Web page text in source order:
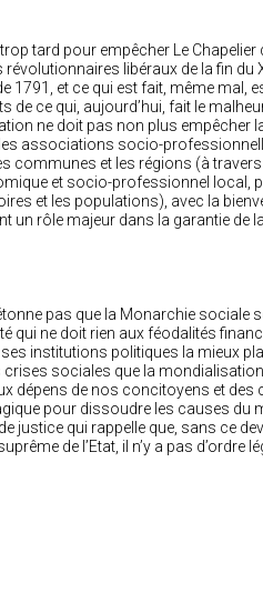
trop tard pour empêcher Le
libéraux de la fin du
1791, et ce qui est fait, même mal,
de ce qui, aujourd’hui, fait le
ne doit pas non plus empêcher
associations socio-
communes et les régions (à
et socio-professionnel local,
et les populations), avec la
un rôle majeur dans la garantie
pas que la Monarchie
qui ne doit rien aux féodalités
institutions politiques la mieux
crises sociales que la
dépens de nos concitoyens et des
pour dissoudre les causes du
justice qui rappelle que, sans ce
de l’Etat, il n’y a pas d’ordre